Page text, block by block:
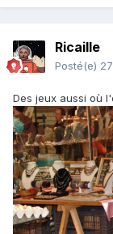
Ricaille
Posté(e)
Des jeux aussi où